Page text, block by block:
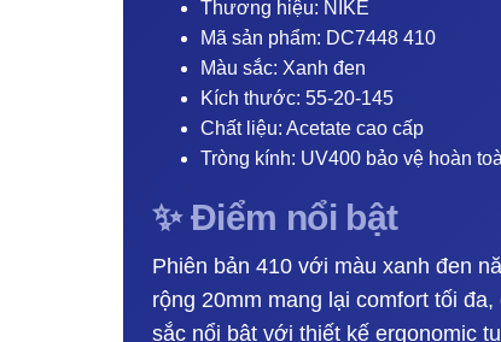
Thương hiệu: NIKE
Mã sản phẩm: DC7448 410
Màu sắc: Xanh đen
Kích thước: 55-20-145
Chất liệu: Acetate cao cấp
Tròng kính: UV400 bảo vệ hoàn
✨ Điểm nổi bật
Phiên bản 410 với màu xanh đen
rộng 20mm mang lại comfort tối
sắc nổi bật với thiết kế ergonomic